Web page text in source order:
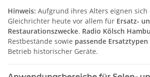
Hinweis: Aufgrund ihres Alters eignen sich
Gleichrichter heute vor allem für Ersatz-
Restaurationszwecke. Radio Kölsch
Restbestände sowie passende Ersatztypen
Betrieb historischer Geräte.